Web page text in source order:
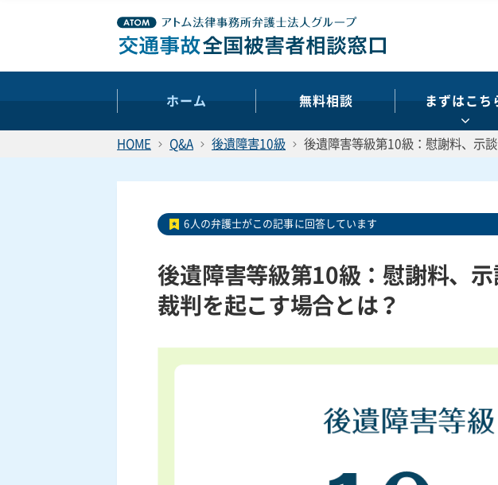
ホーム 無料相談 まずはこち
HOME Q&A 後遺障害10級 後遺障害等級第10級：慰謝料、示
6人の弁護士がこの記事に回答しています
後遺障害等級第10級：慰謝料、示
裁判を起こす場合とは？